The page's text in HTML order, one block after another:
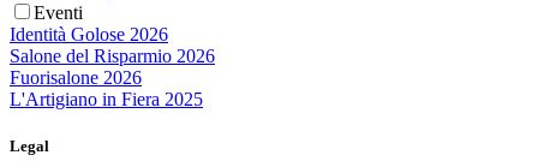
Eventi
Identità Golose 2026
Salone del Risparmio 2026
Fuorisalone 2026
L'Artigiano in Fiera 2025
Legal